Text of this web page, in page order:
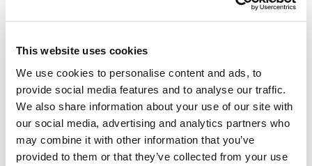
This website uses cookies
We use cookies to personalise content and ads, to
provide social media features and to analyse our traffic.
We also share information about your use of our site with
our social media, advertising and analytics partners who
may combine it with other information that you’ve
provided to them or that they’ve collected from your use